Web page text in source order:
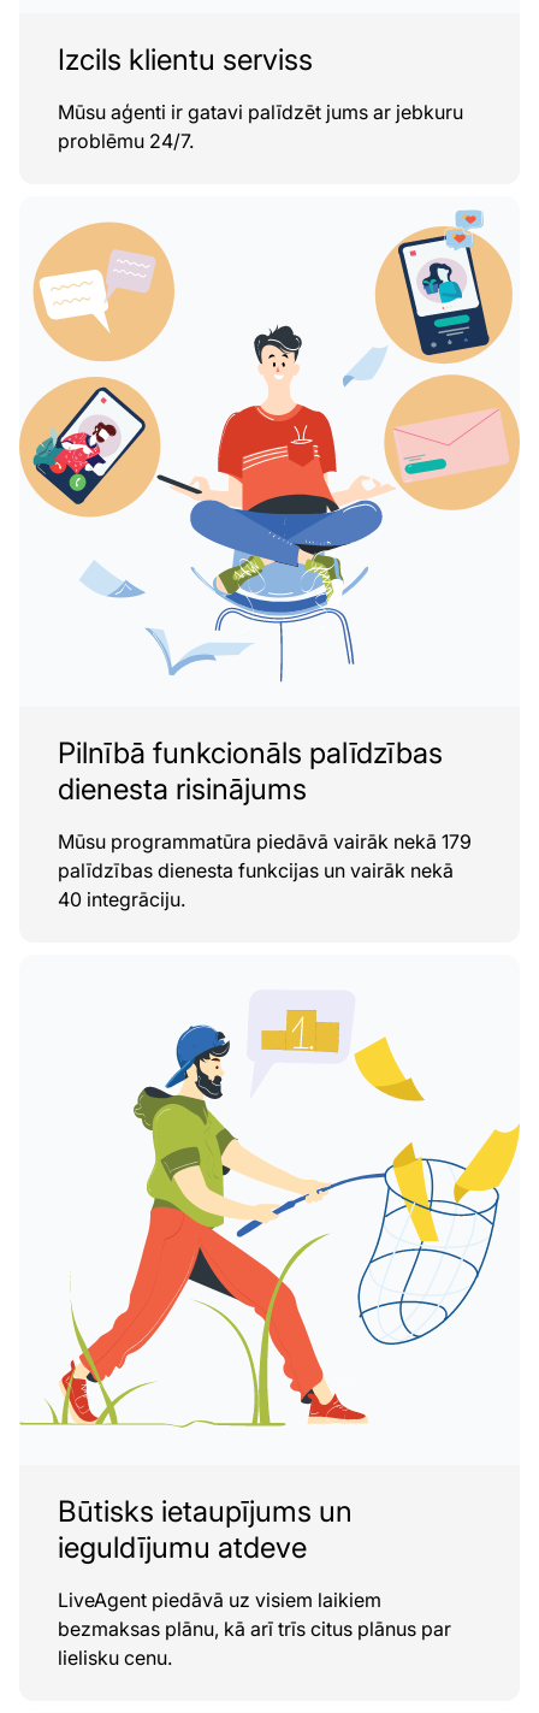
Izcils klientu serviss
Mūsu aģenti ir gatavi palīdzēt jums ar jebkuru
problēmu 24/7.
Pilnībā funkcionāls palīdzības
dienesta risinājums
Mūsu programmatūra piedāvā vairāk nekā 179
palīdzības dienesta funkcijas un vairāk nekā
40 integrāciju.
Būtisks ietaupījums un
ieguldījumu atdeve
LiveAgent piedāvā uz visiem laikiem
bezmaksas plānu, kā arī trīs citus plānus par
lielisku cenu.